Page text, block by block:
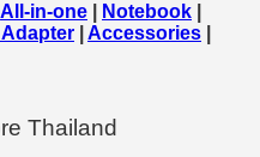
All-in-one Notebook
Adapter Accessories
Thailand